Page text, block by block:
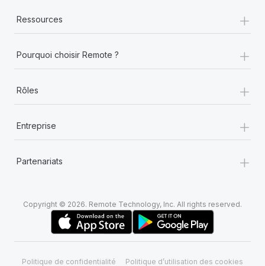
Ressources +
Pourquoi choisir Remote ? +
Rôles +
Entreprise +
Partenariats +
Copyright © 2026. Remote Technology, Inc. All rights reserved.
Politique de confidentialité Politique d’utilisation des cookies